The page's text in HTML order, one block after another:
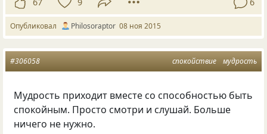
Опубликовал Philosoraptor 08 ноя 2015
спокойствие мудрость
#306058
Мудрость приходит вместе со способностью быть
спокойным. Просто смотри и слушай. Больше
ничего не нужно.